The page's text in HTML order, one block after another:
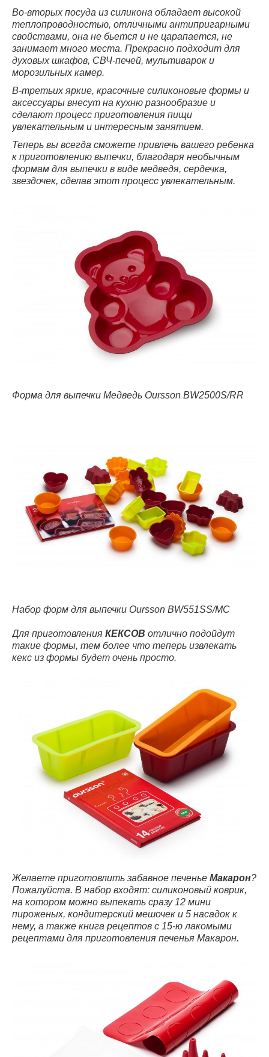
Во-вторых посуда из силикона обладает высокой
теплопроводностью, отличными антипригарными
свойствами, она не бьется и не царапается, не
занимает много места. Прекрасно подходит для
духовых шкафов, СВЧ-печей, мультиварок и
морозильных камер.
В-третьих яркие, красочные силиконовые формы и
аксессуары внесут на кухню разнообразие и
сделают процесс приготовления пищи
увлекательным и интересным занятием.
Теперь вы всегда сможете привлечь вашего ребенка
к приготовлению выпечки, благодаря необычным
формам для выпечки в виде медведя, сердечка,
звездочек, сделав этот процесс увлекательным.
Форма для выпечки Медведь Oursson BW2500S/RR
Набор форм для выпечки Oursson BW551SS/MC
Для приготовления КЕКСОВ отлично подойдут
такие формы, тем более что теперь извлекать
кекс из формы будет очень просто.
Желаете приготовлить забавное печенье Макарон?
Пожалуйста. В набор входят: силиконовый коврик,
на котором можно выпекать сразу 12 мини
пироженых, кондитерский мешочек и 5 насадок к
нему, а также книга рецептов с 15-ю лакомыми
рецептами для приготовления печенья Макарон.